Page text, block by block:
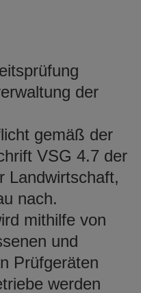
der
gemäß der
VSG 4.7 der
Landwirtschaft,
nach.
mithilfe von
und
Prüfgeräten
werden